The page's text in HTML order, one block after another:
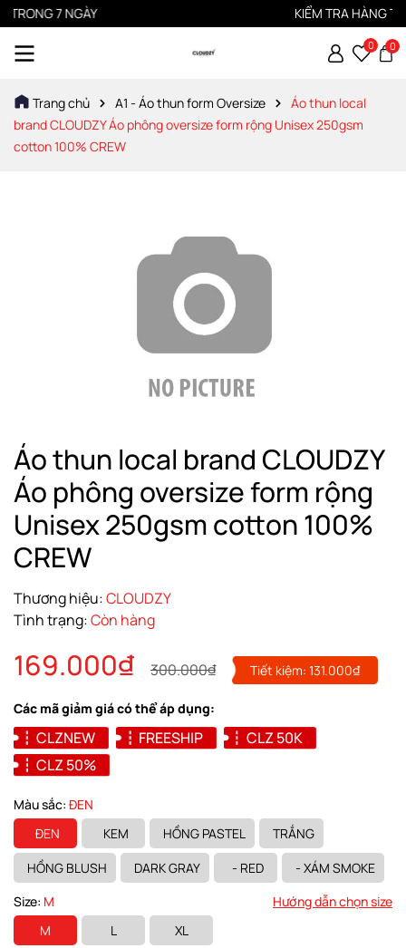
7 NGÀY KIỂM TRA HÀNG
0 0
Trang chủ A1 - Áo thun form Oversize
Áo thun local
brand CLOUDZY Áo phông oversize form rộng Unisex 250gsm
cotton 100% CREW
Áo thun local brand CLOUDZY
Áo phông oversize form rộng
Unisex 250gsm cotton 100%
CREW
Thương hiệu:CLOUDZY
Tình trạng:Còn hàng
169.000₫ 300.000₫ Tiết kiệm: 131.000₫
Các mã giảm giá có thể áp dụng:
CLZNEW FREESHIP
CLZ 50K
CLZ 50%
Màu sắc: ĐEN
ĐEN
KEM HỒNG PASTEL
TRẮNG
HỒNG BLUSH
DARK GRAY - RED
- XÁM SMOKE
Size: M
Hướng dẫn chọn size
M
L XL